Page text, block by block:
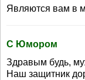
Являются вам в
С Юмором
Здравым будь,
Наш защитник